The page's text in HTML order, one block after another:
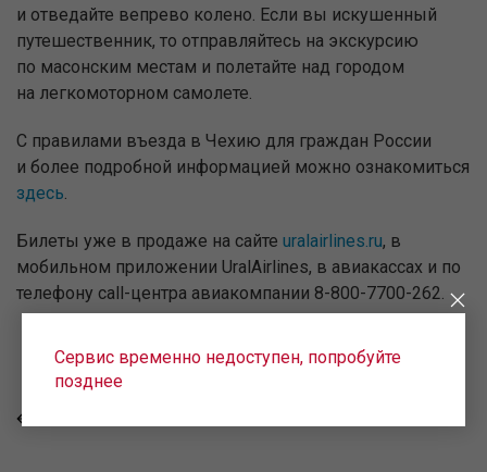
и отведайте вепрево колено. Если вы искушенный
путешественник, то отправляйтесь на экскурсию
по масонским местам и полетайте над городом
на легкомоторном самолете.
С правилами въезда в Чехию для граждан России
и более подробной информацией можно ознакомиться
здесь.
Билеты уже в продаже на сайте uralairlines.ru, в
мобильном приложении UralAirlines, в авиакассах и по
телефону call-центра авиакомпании 8-800-7700-262.
Сервис временно недоступен, попробуйте
позднее